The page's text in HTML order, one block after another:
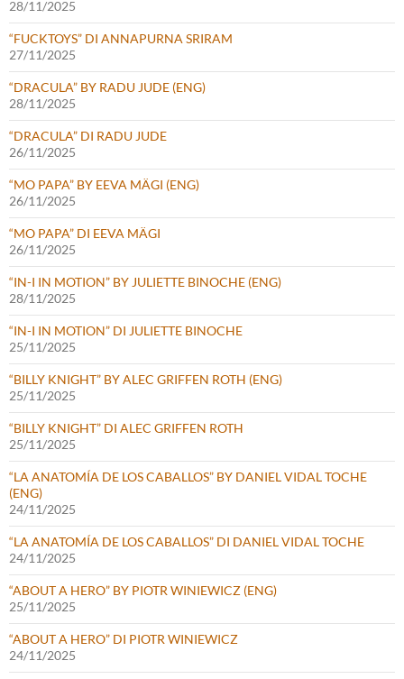
28/11/2025
“FUCKTOYS” DI ANNAPURNA SRIRAM
27/11/2025
“DRACULA” BY RADU JUDE (ENG)
28/11/2025
“DRACULA” DI RADU JUDE
26/11/2025
“MO PAPA” BY EEVA MÄGI (ENG)
26/11/2025
“MO PAPA” DI EEVA MÄGI
26/11/2025
“IN-I IN MOTION” BY JULIETTE BINOCHE (ENG)
28/11/2025
“IN-I IN MOTION” DI JULIETTE BINOCHE
25/11/2025
“BILLY KNIGHT” BY ALEC GRIFFEN ROTH (ENG)
25/11/2025
“BILLY KNIGHT” DI ALEC GRIFFEN ROTH
25/11/2025
“LA ANATOMÍA DE LOS CABALLOS” BY DANIEL VIDAL TOCHE
(ENG)
24/11/2025
“LA ANATOMÍA DE LOS CABALLOS” DI DANIEL VIDAL TOCHE
24/11/2025
“ABOUT A HERO” BY PIOTR WINIEWICZ (ENG)
25/11/2025
“ABOUT A HERO” DI PIOTR WINIEWICZ
24/11/2025